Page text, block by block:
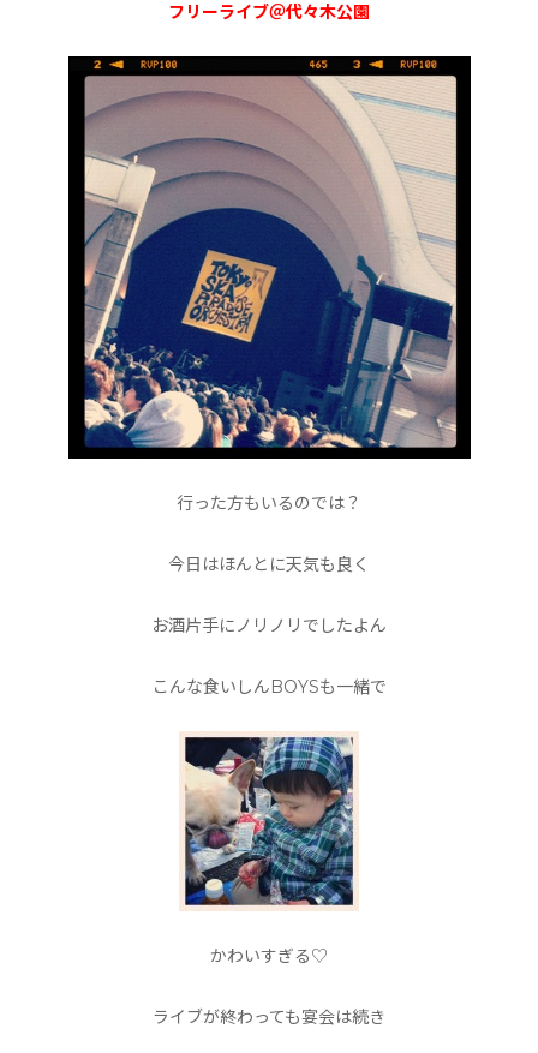
フリーライブ＠代々木公園
行った方もいるのでは？
今日はほんとに天気も良く
お酒片手にノリノリでしたよん
こんな食いしんBOYSも一緒で
かわいすぎる♡
ライブが終わっても宴会は続き